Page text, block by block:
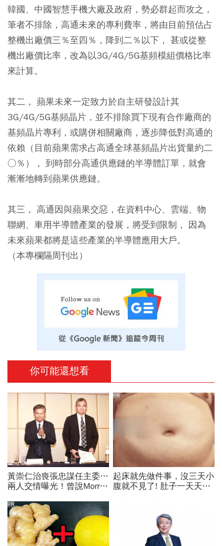
韓國、中國智慧手機大廠及政府，勢必群起而攻之，
筆者不排除，高通未來的專利費率，將由目前預估占
整機出廠價三％至四％，降到二％以下， 甚或從整
機出廠價比率，改為以3G/4G/5G基頻模組價格比率
來計算。
其二， 蘋果未來一定致力於自主研發設計其
3G/4G/5G基頻晶片，並不排除買下現有合作廠商的
基頻晶片專利，或購併相關廠商，逐步降低對高通的
依賴（目前蘋果需求占高通全球基頻晶片出貨量約二
○％）， 到時部分高通供應鏈的半導體訂單，就會
漸漸地轉到蘋果供應鏈。
其三， 高通因與蘋果交惡，在資料中心、雲端、物
聯網、車用半導體產業的發展，將受到限制， 因為
未來蘋果都將是這些產業的半導體應用大戶。
（本專欄隔周刊出）
你可能還想看
黃崇仁治喪張忠謀任主委…
兩人交情曝光！曾說Morris
我！遺屬發聲「明年定要配
股」
起床就先做件事，沒三天小
腹就不見了! 肚子一天天變
PR
PR